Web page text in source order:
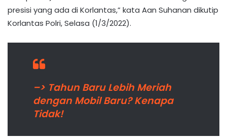
presisi yang ada di Korlantas,” kata Aan Suhanan dikutip
Korlantas Polri, Selasa (1/3/2022).
–> Tahun Baru Lebih Meriah
dengan Mobil Baru? Kenapa
Tidak!